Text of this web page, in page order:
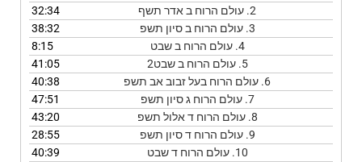
2. עולם הרוח ב אדר תשף
32:34
3. עולם הרוח ב סיון תשפ
38:32
4. עולם הרוח ב שבט
8:15
5. עולם הרוח ב שבט2
41:05
6. עולם הרוח בעל זבוב אב תשפ
40:38
7. עולם הרוח ג סיון תשפ
47:51
8. עולם הרוח ד אלול תשפ
43:20
9. עולם הרוח ד סיון תשפ
28:55
10. עולם הרוח ד שבט
40:39